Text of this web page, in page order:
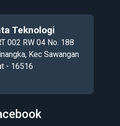
Teknologi
002 RW 04 No. 188
Kec Sawangan
- 16516